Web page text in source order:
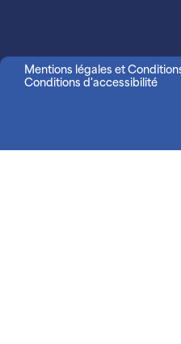
Mentions légales et
Conditions d'accessibilité